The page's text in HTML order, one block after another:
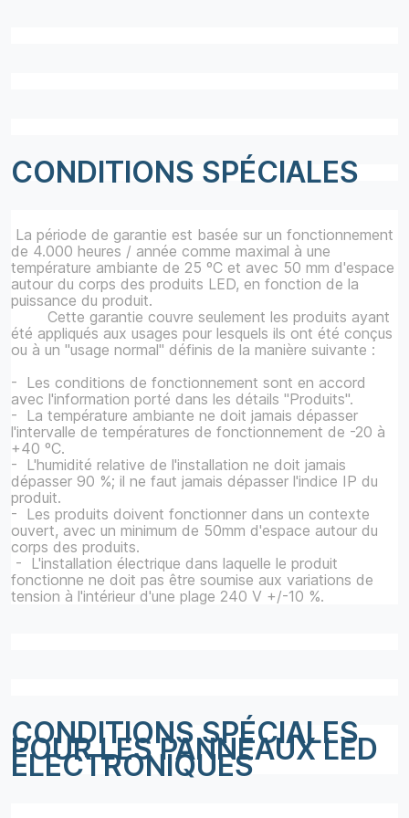
CONDITIONS SPÉCIALES
La période de garantie est basée sur un fonctionnement
de 4.000 heures / année comme maximal à une
température ambiante de 25 ºC et avec 50 mm d'espace
autour du corps des produits LED, en fonction de la
puissance du produit.
Cette garantie couvre seulement les produits ayant
été appliqués aux usages pour lesquels ils ont été conçus
ou à un "usage normal" définis de la manière suivante :
- Les conditions de fonctionnement sont en accord
avec l'information porté dans les détails "Produits".
- La température ambiante ne doit jamais dépasser
l'intervalle de températures de fonctionnement de -20 à
+40 ºC.
- L'humidité relative de l'installation ne doit jamais
dépasser 90 %; il ne faut jamais dépasser l'indice IP du
produit.
- Les produits doivent fonctionner dans un contexte
ouvert, avec un minimum de 50mm d'espace autour du
corps des produits.
- L'installation électrique dans laquelle le produit
fonctionne ne doit pas être soumise aux variations de
tension à l'intérieur d'une plage 240 V +/-10 %.
CONDITIONS SPÉCIALES
POUR LES PANNEAUX LED
ÉLECTRONIQUES